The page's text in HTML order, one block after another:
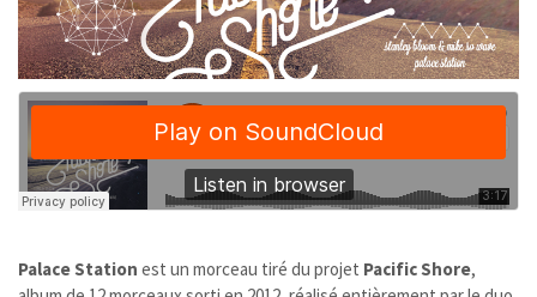
Palace Station est un morceau tiré du projet Pacific Shore,